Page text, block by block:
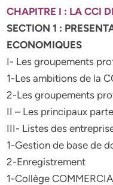
CHAPITRE I : LA CCI
SECTION 1 :
ECONOMIQUES
I- Les groupements
1-Les ambitions de la
2-Les groupements
II – Les principaux
III- Listes des
1-Gestion de base de
2-Enregistrement
1-Collège